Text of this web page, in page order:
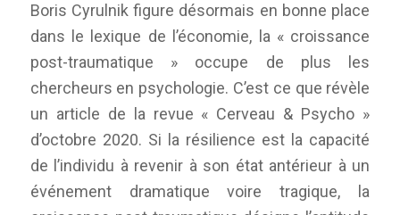
Boris Cyrulnik figure désormais en bonne place
dans le lexique de l’économie, la « croissance
post-traumatique » occupe de plus les
chercheurs en psychologie. C’est ce que révèle
un article de la revue « Cerveau & Psycho »
d’octobre 2020. Si la résilience est la capacité
de l’individu à revenir à son état antérieur à un
événement dramatique voire tragique, la